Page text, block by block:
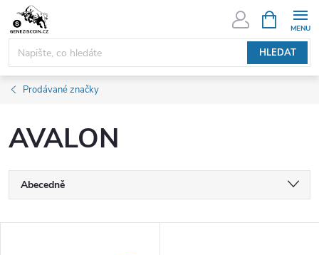
obsah
HLEDAT
NÁKUPNÍ
KOŠÍK
Prodávané značky
AVALON
Ř
a
Abecedně